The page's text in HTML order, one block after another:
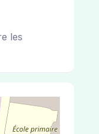
les